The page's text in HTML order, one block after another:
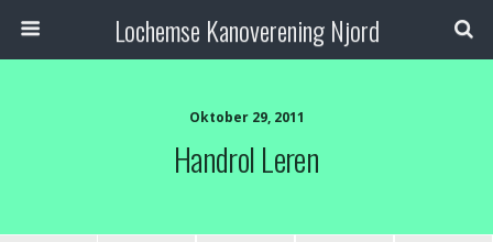
Lochemse Kanoverening Njord
Oktober 29, 2011
Handrol Leren